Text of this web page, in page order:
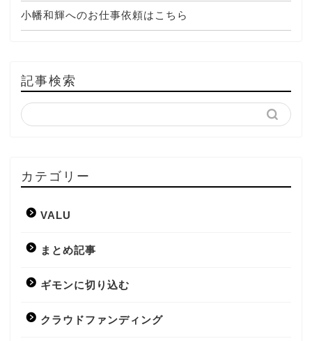
小幡和輝へのお仕事依頼はこちら
記事検索
カテゴリー
VALU
まとめ記事
ギモンに切り込む
クラウドファンディング